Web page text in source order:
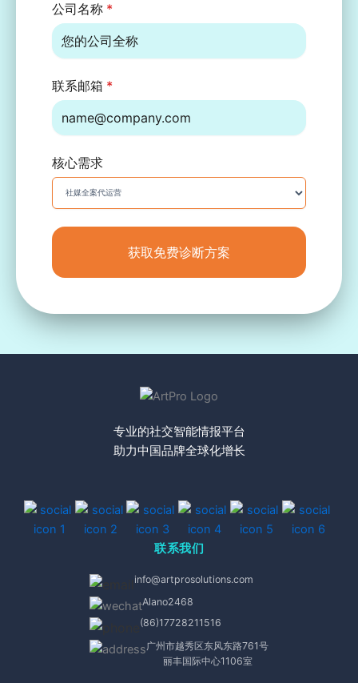
公司名称 *
联系邮箱 *
核心需求
获取免费诊断方案
专业的社交智能情报平台
助力中国品牌全球化增长
联系我们
info@artprosolutions.com
Alano2468
(86)17728211516
广州市越秀区东风东路761号
丽丰国际中心1106室